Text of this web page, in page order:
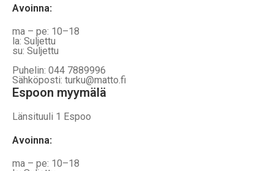
Avoinna:
ma – pe: 10–18
la: Suljettu
su: Suljettu
Puhelin: 044 7889996
Sähköposti: turku@matto.fi
Espoon myymälä
Länsituuli 1 Espoo
Avoinna:
ma – pe: 10–18